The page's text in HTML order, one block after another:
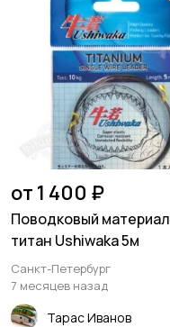
от 1 400 ₽
Поводковый материал
титан Ushiwaka 5м
Санкт-Петербург
7 месяцев назад
Тарас Иванов